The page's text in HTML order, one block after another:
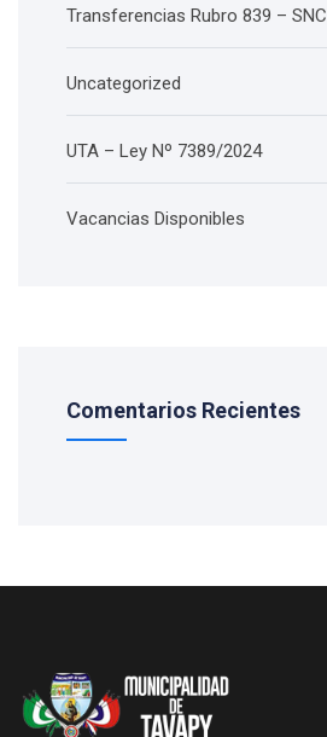
Transferencias Rubro 839 – SNC
Uncategorized
UTA – Ley Nº 7389/2024
Vacancias Disponibles
Comentarios Recientes